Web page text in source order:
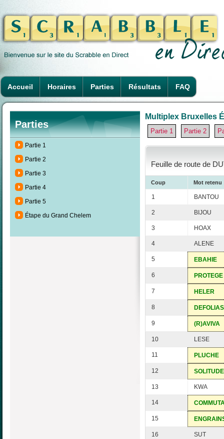
Accueil Horaires Parties Résultats FAQ
Parties
Partie 1
Partie 2
Partie 3
Partie 4
Partie 5
Étape du Grand Chelem
Multiplex Bruxelles
Partie 1 Partie 2
Feuille de route de
Coup Mot retenu
1 BANTOU
2 BIJOU
3 HOAX
4 ALENE
5 EBAHIE
6 PROTEGE
7 HELER
8 DEFOLIAS
9 (R)AVIVA
10 LESE
11 PLUCHE
12 SOLITUDE
13 KWA
14
15
16 SUT